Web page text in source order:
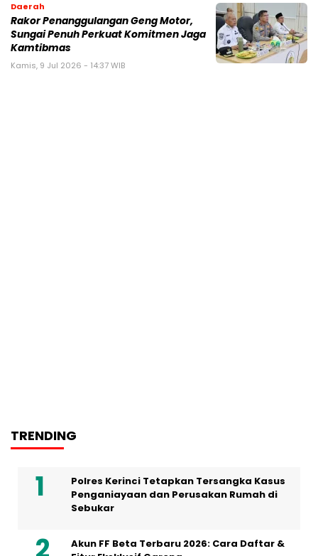
Daerah
Rakor Penanggulangan Geng Motor,
Sungai Penuh Perkuat Komitmen Jaga
Kamtibmas
Kamis, 9 Jul 2026 - 14:37 WIB
TRENDING
Polres Kerinci Tetapkan Tersangka Kasus
Penganiayaan dan Perusakan Rumah di
Sebukar
Akun FF Beta Terbaru 2026: Cara Daftar &